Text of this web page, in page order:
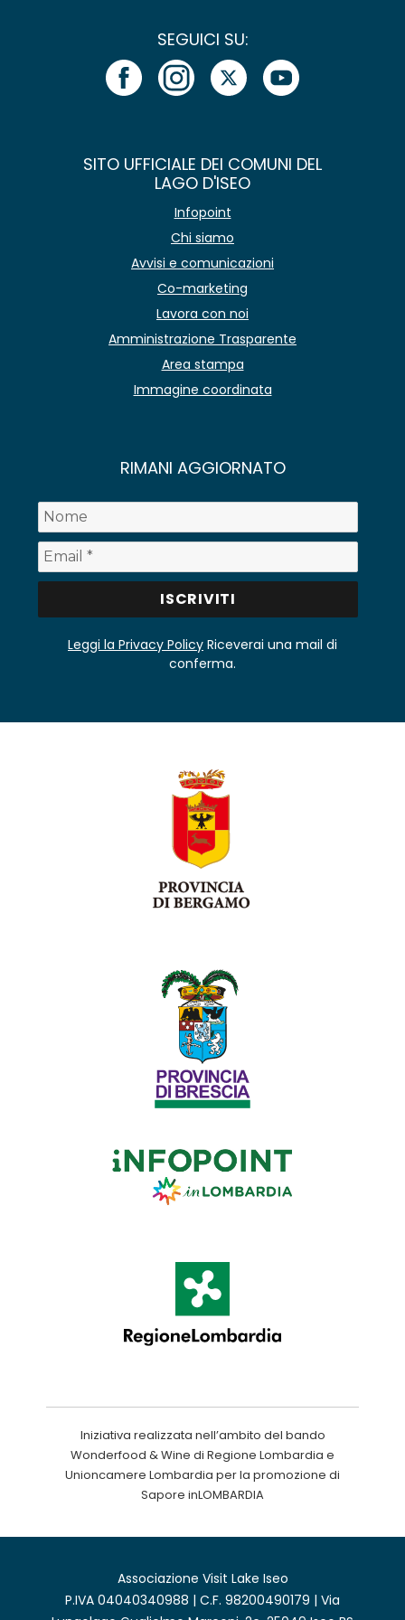
SEGUICI SU:
SITO UFFICIALE DEI COMUNI DEL
LAGO D'ISEO
Infopoint
Chi siamo
Avvisi e comunicazioni
Co-marketing
Lavora con noi
Amministrazione Trasparente
Area stampa
Immagine coordinata
RIMANI AGGIORNATO
Leggi la Privacy Policy Riceverai una mail di
conferma.
Iniziativa realizzata nell’ambito del bando
Wonderfood & Wine di Regione Lombardia e
Unioncamere Lombardia per la promozione di
Sapore inLOMBARDIA
Associazione Visit Lake Iseo
P.IVA 04040340988 | C.F. 98200490179 | Via